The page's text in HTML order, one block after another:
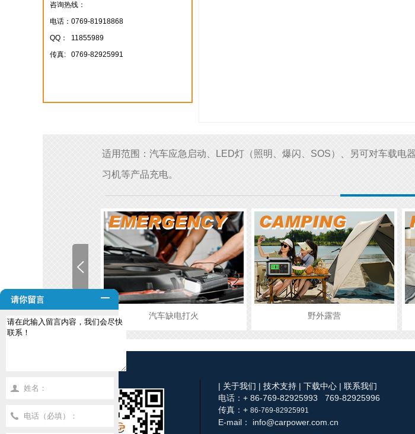
咨询热线：
电话 ：0769-81918868
QQ： 11855989
传真: 0769-82925991
适用范围：汽车应急启动、LED灯（照明、爆闪、SOS）、另可对车载
习机等产品充电。
野外露营 家用、办公紧急应急电源
| 关于我们 | 技术支持 | 下载中心 | 联系我们
电话：+ 86-769-82925993 769-82925996
传真：+ 86-769-82925991
E-mail： info@carpower.com.cn